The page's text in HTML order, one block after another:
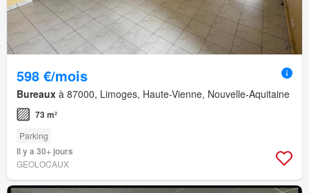
598 €/mois
Bureaux à 87000, Limoges, Haute-Vienne, Nouvelle-Aquitaine
73 m²
Parking
Il y a 30+ jours
GEOLOCAUX